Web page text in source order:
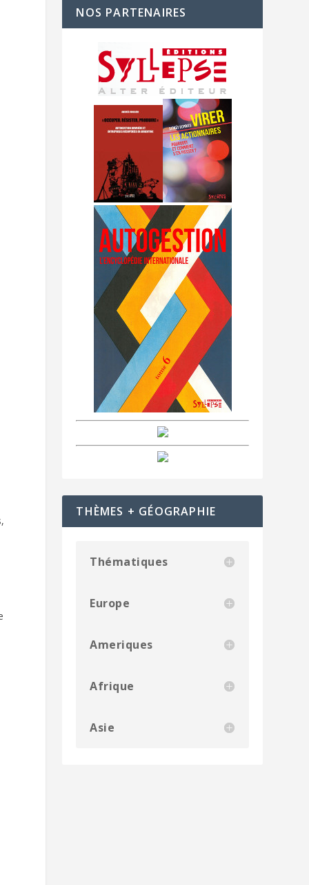
NOS PARTENAIRES
THÈMES + GÉOGRAPHIE
Thématiques
Europe
Ameriques
Afrique
Asie